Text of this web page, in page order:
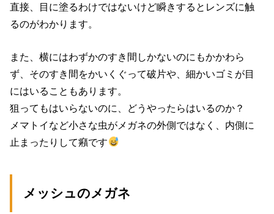
直接、目に塗るわけではないけど瞬きするとレンズに触
るのがわかります。
また、横にはわずかのすき間しかないのにもかかわら
ず、そのすき間をかいくぐって破片や、細かいゴミが目
にはいることもあります。
狙ってもはいらないのに、どうやったらはいるのか？
メマトイなど小さな虫がメガネの外側ではなく、内側に
止まったりして癪です
メッシュのメガネ